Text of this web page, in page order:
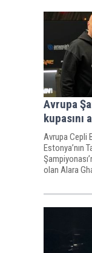
Avrupa
kupasını
Avrupa Cepli
Estonya’nın
olan Alara